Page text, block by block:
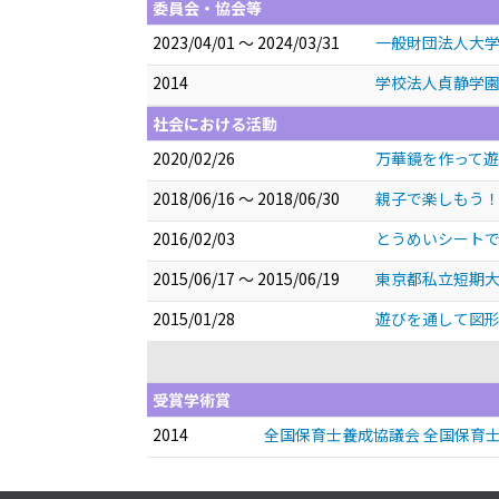
委員会・協会等
2023/04/01 ～ 2024/03/31
一般財団法人大
2014
学校法人貞静学
社会における活動
2020/02/26
万華鏡を作って
2018/06/16 ～ 2018/06/30
親子で楽しもう
2016/02/03
とうめいシート
2015/06/17 ～ 2015/06/19
東京都私立短期
2015/01/28
遊びを通して図
受賞学術賞
2014
全国保育士養成協議会 全国保育